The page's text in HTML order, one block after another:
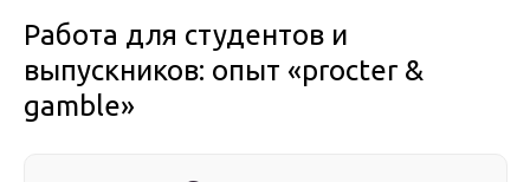
Работа для студентов и
выпускников: опыт «procter &
gamble»